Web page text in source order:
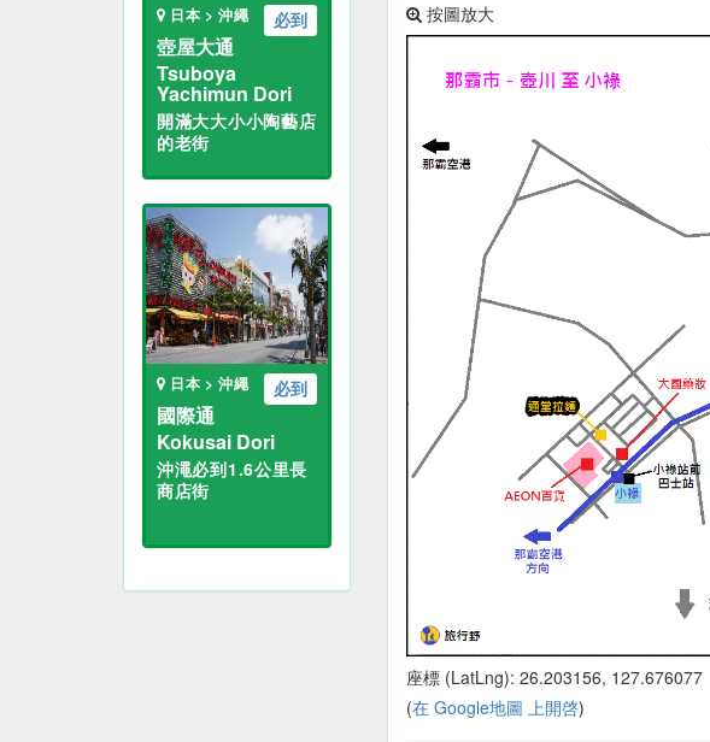
必到
日本 > 沖繩
壺屋大通
Tsuboya
Yachimun Dori
開滿大大小小陶藝店
的老街
必到
日本 > 沖繩
國際通
Kokusai Dori
沖澠必到1.6公里長
商店街
按圖放大
座標 (LatLng): 26.203156, 127.676077
(在 Google地圖 上開啓)